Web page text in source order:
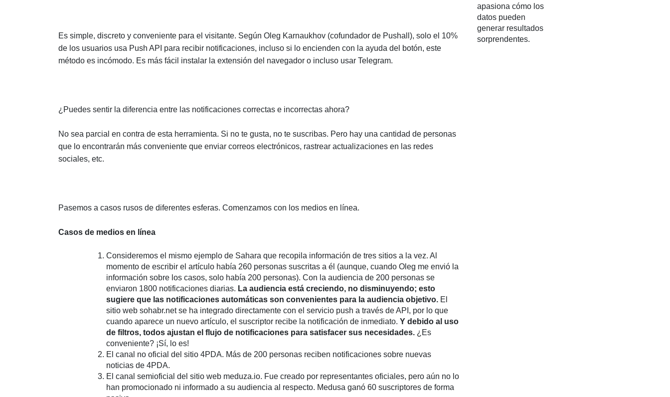
Es simple, discreto y conveniente para el visitante. Según Oleg Karnaukhov (cofundador de Pushall), solo el 10%
de los usuarios usa Push API para recibir notificaciones, incluso si lo encienden con la ayuda del botón, este
método es incómodo. Es más fácil instalar la extensión del navegador o incluso usar Telegram.
¿Puedes sentir la diferencia entre las notificaciones correctas e incorrectas ahora?
No sea parcial en contra de esta herramienta. Si no te gusta, no te suscribas. Pero hay una cantidad de personas
que lo encontrarán más conveniente que enviar correos electrónicos, rastrear actualizaciones en las redes
sociales, etc.
Pasemos a casos rusos de diferentes esferas. Comenzamos con los medios en línea.
Casos de medios en línea
Consideremos el mismo ejemplo de Sahara que recopila información de tres sitios a la vez. Al
momento de escribir el artículo había 260 personas suscritas a él (aunque, cuando Oleg me envió la
información sobre los casos, solo había 200 personas). Con la audiencia de 200 personas se
enviaron 1800 notificaciones diarias. La audiencia está creciendo, no disminuyendo; esto
sugiere que las notificaciones automáticas son convenientes para la audiencia objetivo. El
sitio web sohabr.net se ha integrado directamente con el servicio push a través de API, por lo que
cuando aparece un nuevo artículo, el suscriptor recibe la notificación de inmediato. Y debido al uso
de filtros, todos ajustan el flujo de notificaciones para satisfacer sus necesidades. ¿Es
conveniente? ¡Sí, lo es!
El canal no oficial del sitio 4PDA. Más de 200 personas reciben notificaciones sobre nuevas
noticias de 4PDA.
El canal semioficial del sitio web meduza.io. Fue creado por representantes oficiales, pero aún no lo
han promocionado ni informado a su audiencia al respecto. Medusa ganó 60 suscriptores de forma
apasiona cómo los
datos pueden
generar resultados
sorprendentes.